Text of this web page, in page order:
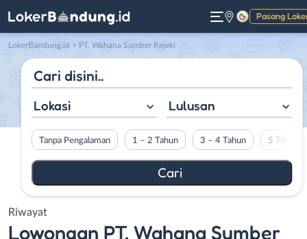
Pasang
Gelap
LokerBandung.id > PT. Wahana Sumber Rejeki
Lokasi Lulusan
Tanpa Pengalaman 1 – 2 Tahun 3 – 4 Tahun 5 Tahun
Riwayat
Lowongan PT. Wahana Sumber